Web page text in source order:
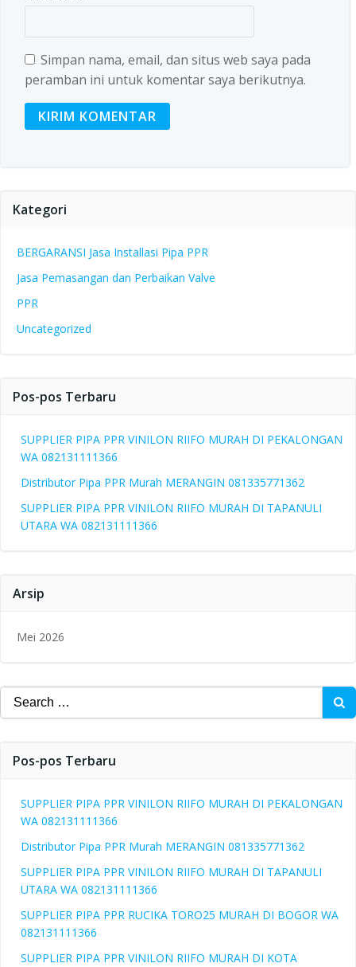
Simpan nama, email, dan situs web saya pada
peramban ini untuk komentar saya berikutnya.
Kategori
BERGARANSI Jasa Installasi Pipa PPR
Jasa Pemasangan dan Perbaikan Valve
PPR
Uncategorized
Pos-pos Terbaru
SUPPLIER PIPA PPR VINILON RIIFO MURAH DI PEKALONGAN
WA 082131111366
Distributor Pipa PPR Murah MERANGIN 081335771362
SUPPLIER PIPA PPR VINILON RIIFO MURAH DI TAPANULI
UTARA WA 082131111366
Arsip
Mei 2026
Search
for:
Pos-pos Terbaru
SUPPLIER PIPA PPR VINILON RIIFO MURAH DI PEKALONGAN
WA 082131111366
Distributor Pipa PPR Murah MERANGIN 081335771362
SUPPLIER PIPA PPR VINILON RIIFO MURAH DI TAPANULI
UTARA WA 082131111366
SUPPLIER PIPA PPR RUCIKA TORO25 MURAH DI BOGOR WA
082131111366
SUPPLIER PIPA PPR VINILON RIIFO MURAH DI KOTA